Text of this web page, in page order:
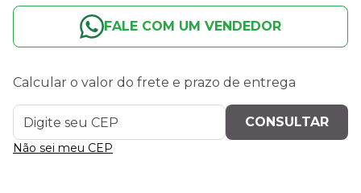
FALE COM UM VENDEDOR
Calcular o valor do frete e prazo de entrega
Não sei meu CEP